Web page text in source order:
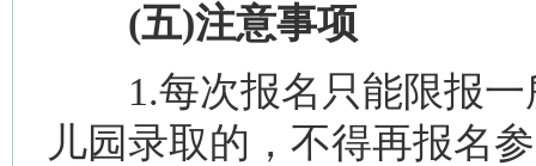
(五)注意事项
1.每次报名只能限报一
儿园录取的，不得再报名